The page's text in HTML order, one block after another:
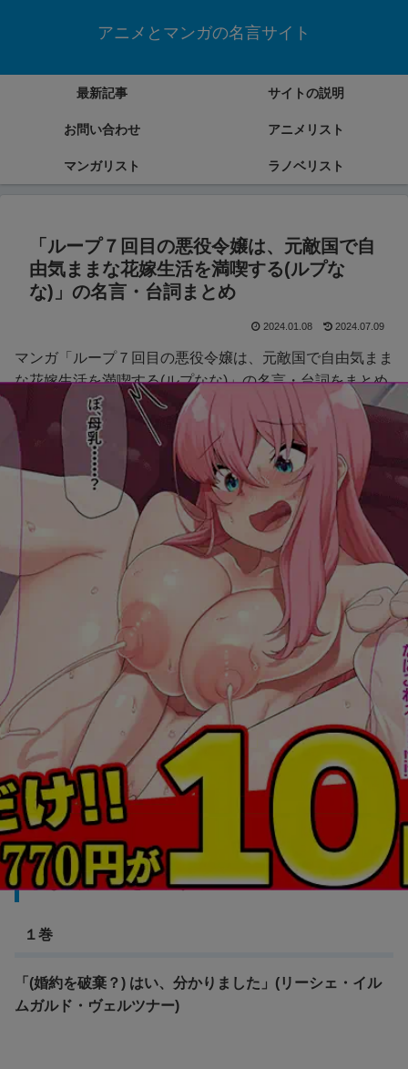
アニメとマンガの名言サイト
最新記事 サイトの説明
お問い合わせ アニメリスト
マンガリスト ラノベリスト
「ループ７回目の悪役令嬢は、元敵国で自
由気ままな花嫁生活を満喫する(ルプな
な)」の名言・台詞まとめ
2024.01.08 2024.07.09
マンガ「ループ７回目の悪役令嬢は、元敵国で自由気まま
な花嫁生活を満喫する(ルプなな)」の名言・台詞をまとめ
ていきます。
ループ７回目の悪役令嬢は、元敵国で自由気ま
まな花嫁生活を満喫する
１巻
「(婚約を破棄？) はい、分かりました」(リーシェ・イル
ムガルド・ヴェルツナー)